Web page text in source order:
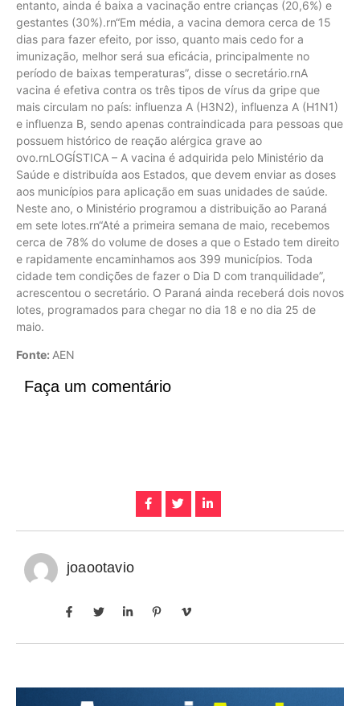
entanto, ainda é baixa a vacinação entre crianças (20,6%) e
gestantes (30%).rn“Em média, a vacina demora cerca de 15
dias para fazer efeito, por isso, quanto mais cedo for a
imunização, melhor será sua eficácia, principalmente no
período de baixas temperaturas”, disse o secretário.rnA
vacina é efetiva contra os três tipos de vírus da gripe que
mais circulam no país: influenza A (H3N2), influenza A (H1N1)
e influenza B, sendo apenas contraindicada para pessoas que
possuem histórico de reação alérgica grave ao
ovo.rnLOGÍSTICA – A vacina é adquirida pelo Ministério da
Saúde e distribuída aos Estados, que devem enviar as doses
aos municípios para aplicação em suas unidades de saúde.
Neste ano, o Ministério programou a distribuição ao Paraná
em sete lotes.rn“Até a primeira semana de maio, recebemos
cerca de 78% do volume de doses a que o Estado tem direito
e rapidamente encaminhamos aos 399 municípios. Toda
cidade tem condições de fazer o Dia D com tranquilidade”,
acrescentou o secretário. O Paraná ainda receberá dois novos
lotes, programados para chegar no dia 18 e no dia 25 de
maio.
Fonte: AEN
Faça um comentário
joaootavio